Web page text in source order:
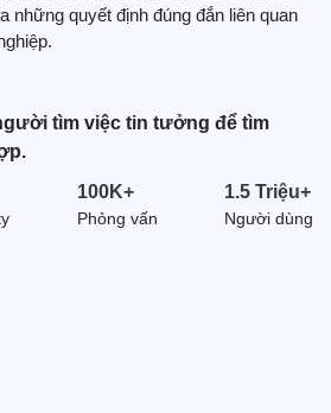
những quyết định đúng đắn liên quan
tìm việc tin tưởng để tìm
100K+
Phỏng vấn
1.5 Triệu+
Người dùng